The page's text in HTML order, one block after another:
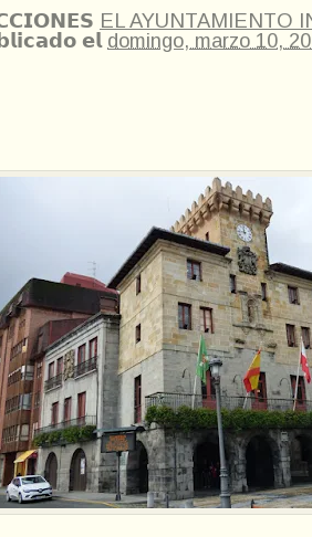
EL AYUNTAMIENTO
𝗲𝗹 domingo, marzo 10,